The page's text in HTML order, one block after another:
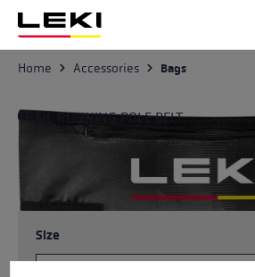
Skip to main content
Home Accessories Bags
TRAIL RUNNING POLE BELT
36832611
Size
Cookie preferences